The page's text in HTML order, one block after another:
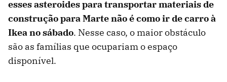
esses asteroides para transportar materiais de
construção para Marte não é como ir de carro à
Ikea no sábado. Nesse caso, o maior obstáculo
são as famílias que ocupariam o espaço
disponível.